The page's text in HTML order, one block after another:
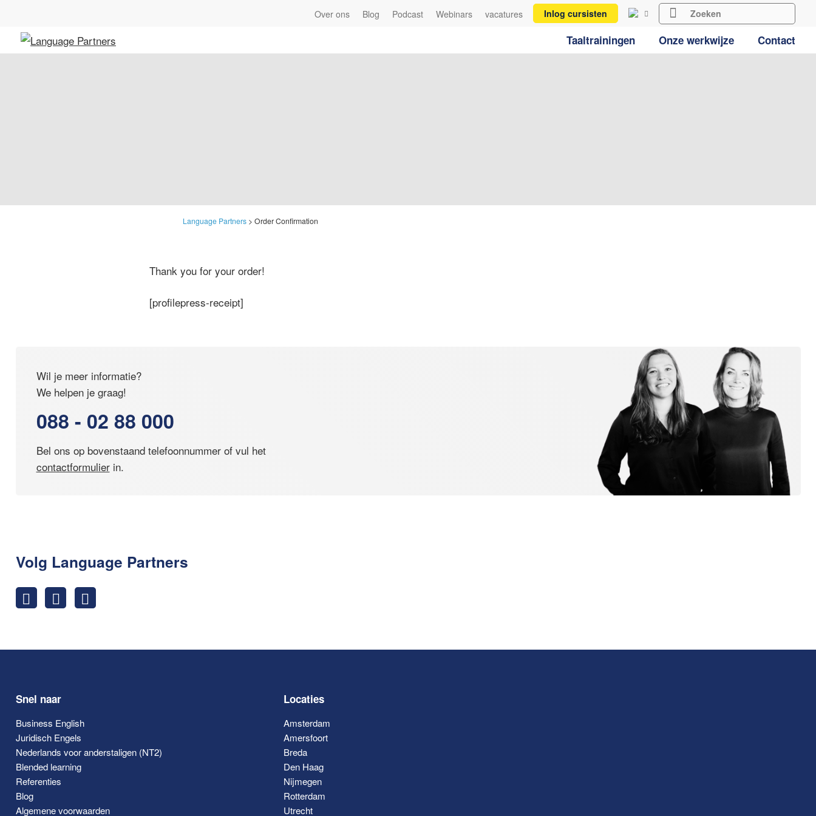
Over ons Blog Podcast Webinars vacatures Inlog cursisten
Taaltrainingen Onze werkwijze Contact
Language Partners >Order Confirmation
Thank you for your order!
[profilepress-receipt]
Wil je meer informatie?
We helpen je graag!
088 - 02 88 000
Bel ons op bovenstaand telefoonnummer of vul het
contactformulierin.
Volg Language Partners
Snel naar
Business English
Juridisch Engels
Nederlands voor anderstaligen (NT2)
Blended learning
Referenties
Blog
Algemene voorwaarden
Locaties
Amsterdam
Amersfoort
Breda
Den Haag
Nijmegen
Rotterdam
Utrecht